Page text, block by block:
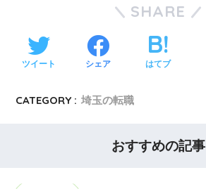
SHARE
ツイート シェア はてブ
CATEGORY : 埼玉の転職
おすすめの記事